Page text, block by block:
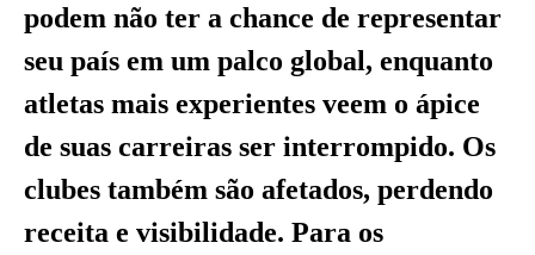
podem não ter a chance de representar
seu país em um palco global, enquanto
atletas mais experientes veem o ápice
de suas carreiras ser interrompido. Os
clubes também são afetados, perdendo
receita e visibilidade. Para os